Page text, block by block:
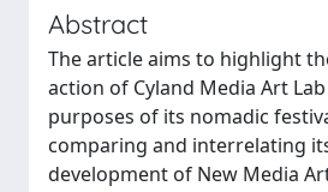
Abstract
The article aims to highlight
action of Cyland Media Art
purposes of its nomadic
comparing and interrelating
development of New Media